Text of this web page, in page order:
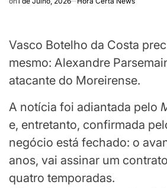
Vasco Botelho da Costa
mesmo: Alexandre
atacante do Moreirense.
A notícia foi adiantada pelo
e, entretanto, confirmada
negócio está fechado: o
anos, vai assinar um
quatro temporadas.